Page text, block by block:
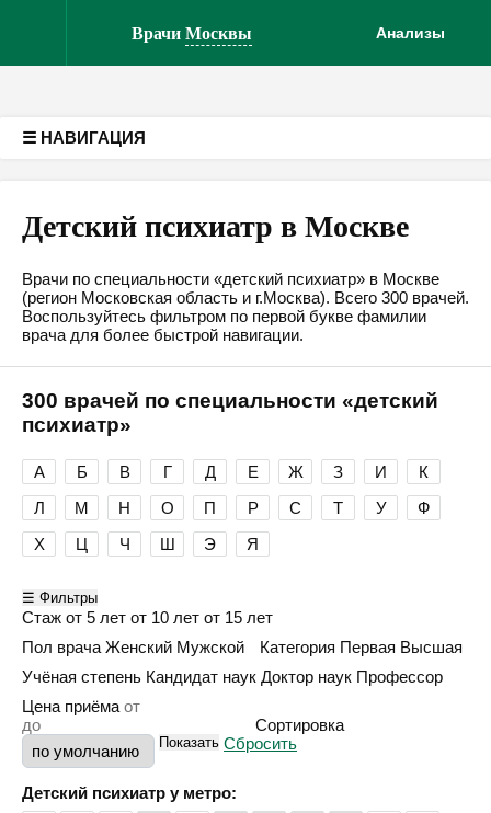
ВрачиМосквы Анализы
☰ НАВИГАЦИЯ
Детский психиатр в Москве
Врачи по специальности «детский психиатр» в Москве
(регион Московская область и г.Москва). Всего 300 врачей.
Воспользуйтесь фильтром по первой букве фамилии
врача для более быстрой навигации.
300 врачей по специальности «детский
психиатр»
А Б В Г Д Е Ж З И
К
Л
М Н О П Р С Т У
Ф
Х
Ц Ч Ш Э Я
☰ Фильтры
Стаж от 5 лет от 10 лет от 15 лет
Пол врача Женский Мужской Категория Первая Высшая
Учёная степень Кандидат наук Доктор наук Профессор
Цена приёма
Сортировка
Показать Сбросить
Детский психиатр у метро: